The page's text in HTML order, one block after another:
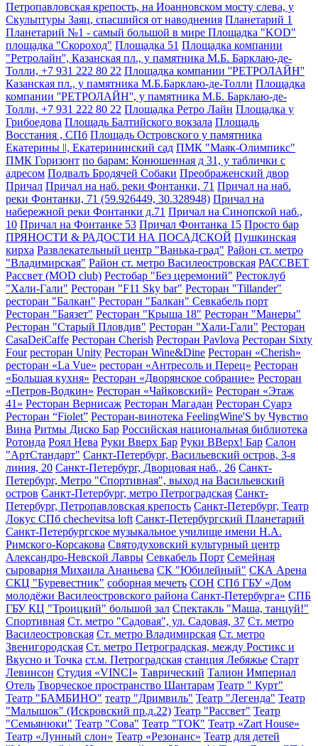
Петропавловская крепость, на Иоанновском мосту слева, у
Скульптуры Заяц, спасшийся от наводнения Планетарий 1
Планетарий №1 - самый большой в мире Площадка "KOD"
площадка "Скороход" Площадка 51 Площадка компании
"Ретролайн'', Казанская пл., у памятника М.Б. Барклаю-де-
Толли, +7 931 222 80 22 Площадка компании ''РЕТРОЛАЙН''
Казанская пл., у памятника М.Б.Барклаю-де-Толли Площадка
компании ''РЕТРОЛАЙН'', у памятника М.Б. Барклаю-де-
Толли, +7 931 222 80 22 Площадка Ретро Лайн Площадка у
Грибоедова Площадь Балтийского вокзала Площадь
Восстания , СПб Площадь Островского у памятника
Екатерины ǀǀ, Екатерининский сад ПМК "Маяк-Олимпикс"
ПМК Горизонт по барам: Конюшенная д 31, у таблички с
адресом Подвалъ Бродячей Собаки Преображенский двор
Причал Причал на наб. реки Фонтанки, 71 Причал на наб.
реки Фонтанки, 71 (59.926449, 30.328948) Причал на
набережной реки Фонтанки д.71 Причал на Синопской наб.,
10 Причал на Фонтанке 53 Причал Фонтанка 15 Просто бар
ПРЯНОСТИ & РАДОСТИ НА ПОСАДСКОЙ Пушкинская
кирха Развлекательный центр "Ванька-град" Район ст. метро
"Владимирская" Район ст. метро Василеостровская РАССВЕТ
Рассвет (MOD club) Рестобар "Без церемоний" Рестоклуб
"Хали-Гали" Ресторан "F11 Sky bar" Ресторан "Tillander"
ресторан "Балкан" Ресторан "Балкан" Севкабель порт
Ресторан "Баязет" Ресторан "Крыша 18" Ресторан "Манеры"
Ресторан "Старый Пловдив" Ресторан "Хали-Гали" Ресторан
CasaDeiCaffe Ресторан Cherish Ресторан Pavlova Ресторан Sixty
Four ресторан Unity Ресторан Wine&Dine Ресторан «Cherish»
ресторан «La Vue» ресторан «Антресоль и Перец» Ресторан
«Большая кухня» Ресторан «Дворянское собрание» Ресторан
«Петров-Водкин» Ресторан «Чайковский» Ресторан «Этаж
41» Ресторан Вернисаж Ресторан Магадан Ресторан Суарэ
Ресторан “Fiolet” Ресторан-винотека FeelingWine'S by Чувство
Вина Ритмы Диско Бар Российская национальная библиотека
Ротонда Роял Нева Руки Вверх Бар Руки ВВерх! Бар Салон
"АртСтандарт" Санкт-Петербург, Васильевский остров, 3-я
линия, 20 Санкт-Петербург, Дворцовая наб., 26 Санкт-
Петербург, Метро "Спортивная", выход на Васильевский
остров Санкт-Петербург, метро Петроградская Санкт-
Петербург, Петропавловская крепость Санкт-Петербург, Театр
Локус СПб chechevitsa loft Санкт-Петербургский Планетарий
Санкт-Петербургское музыкальное училище имени Н.А.
Римского-Корсакова Святодуховский культурный центр
Александро-Невской Лавры Севкабель Порт Семейная
сыроварня Михаила Ананьева СК "Юбилейный" СКА Арена
СКЦ "Буревестник" соборная мечеть СОН СПб ГБУ «Дом
молодёжи Василеостровского района Санкт-Петербурга» СПБ
ГБУ КЦ "Троицкий" большой зал Спектакль "Маша, танцуй!"
Спортивная Ст. метро "Садовая", ул. Садовая, 37 Ст. метро
Василеостровская Ст. метро Владимирская Ст. метро
Звенигородская Ст. метро Петроградская, между Ростикс и
Вкусно и Точка ст.м. Петроградская станция Лебяжье Старт
Левинсон Студия «VINCI» Таврический Талион Империал
Отель Творческое пространство Шантарам Театр " Курт"
Театр "БАМБИНО" театр "Дримвиль" Театр "Легенда" Театр
"Малышок" (Искровский пр.д.22) Театр "Рассвет" Театр
"Семьянюки" Театр "Сова" Театр "ТОК" Театр «Zart House»
Театр «Лунный слон» Театр «Резонанс» Театр для детей